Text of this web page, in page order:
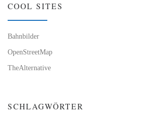
COOL SITES
Bahnbilder
OpenStreetMap
TheAlternative
SCHLAGWÖRTER